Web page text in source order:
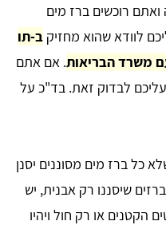
רוכשים ברז מים
לוודא שהוא מחזיק ב-תו
משרד הבריאות. אם אתם
לבדוק זאת. בד"כ על
כל ברז מים מסוננים יסנן
שיסננו רק אבנית, יש
הקטנים או רק חול ויהיו